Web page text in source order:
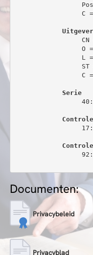
C
Uitgever
CN
O
L
ST
C
Serie
Documenten:
Privacybeleid
Privacyblad